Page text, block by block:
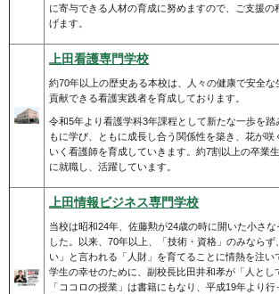
に寄与できる人材の育成に努めますので、ご支援の
げます。
上田看護専門学校
約70年以上の歴史ある本校は、人々の健康で安全な
貢献できる看護実践者を育成しております。
令和5年より看護学科3年課程として新たな一歩を踏
もに学び、ともに成長し合う関係性を築き、花が咲
いく看護師を育成していきます。約7割以上の卒業
に就職し、活躍しています。
上田情報ビジネス専門学校
当校は昭和24年、佐藤勲が24歳の時に開いた小さ
した。以来、70年以上、「技術・資格」のみなら
い」と言われる「人財」を育てることに情熱を注い
学生の幸せのために、副校長比田井和孝が「人とし
「ココロの授業」は書籍にもなり、平成19年より